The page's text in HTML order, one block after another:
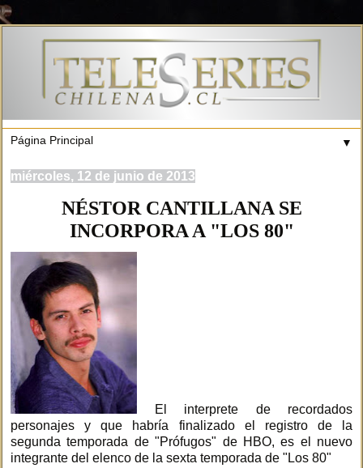
▼
miércoles, 12 de junio de 2013
NÉSTOR CANTILLANA SE
INCORPORA A "LOS 80"
El interprete de recordados
personajes y que habría finalizado el registro de la
segunda temporada de "Prófugos" de HBO, es el nuevo
integrante del elenco de la sexta temporada de "Los 80"